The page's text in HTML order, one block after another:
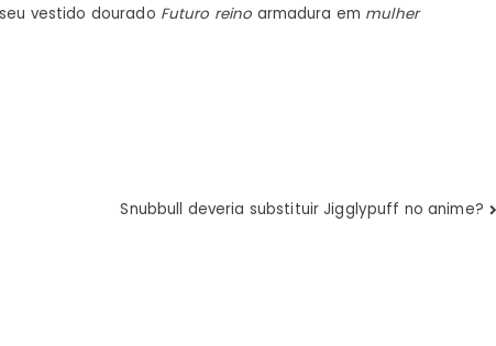
vestido dourado Futuro reino armadura em mulher
Snubbull deveria substituir Jigglypuff no anime?